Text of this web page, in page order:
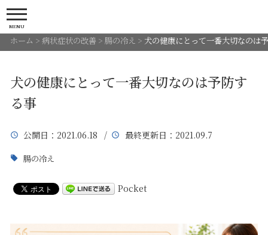
MENU
ホーム > 病状症状の改善 > 腸の冷え > 犬の健康にとって一番大切なのは
犬の健康にとって一番大切なのは予防す
る事
公開日 ：2021.06.18 / 最終更新日 ：2021.09.7
腸の冷え
Pocket